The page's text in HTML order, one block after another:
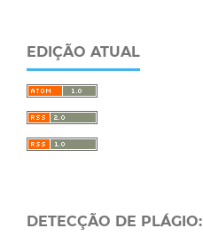
EDIÇÃO ATUAL
DETECÇÃO DE PLÁGIO: